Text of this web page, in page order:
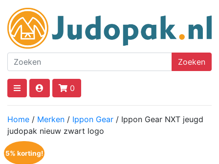
Zoeken
0
Home / Merken / Ippon Gear / Ippon Gear NXT jeugd
judopak nieuw zwart logo
5% korting!